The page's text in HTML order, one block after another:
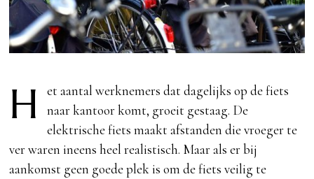
H
et aantal werknemers dat dagelijks op de fiets
naar kantoor komt, groeit gestaag. De
elektrische fiets maakt afstanden die vroeger te
ver waren ineens heel realistisch. Maar als er bij
aankomst geen goede plek is om de fiets veilig te